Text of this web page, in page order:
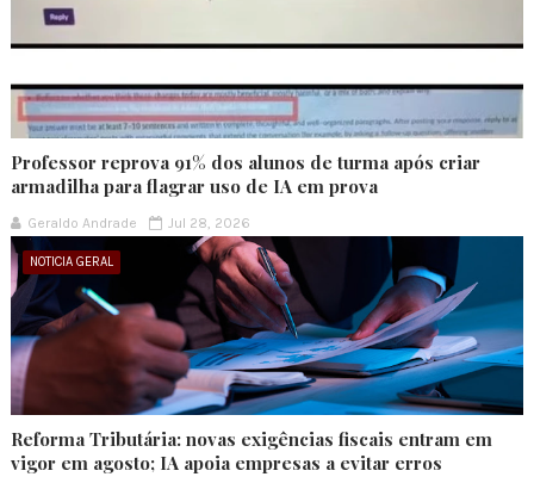
Professor reprova 91% dos alunos de turma após criar
armadilha para flagrar uso de IA em prova
Geraldo Andrade Jul 28, 2026
NOTICIA GERAL
Reforma Tributária: novas exigências fiscais entram em
vigor em agosto; IA apoia empresas a evitar erros